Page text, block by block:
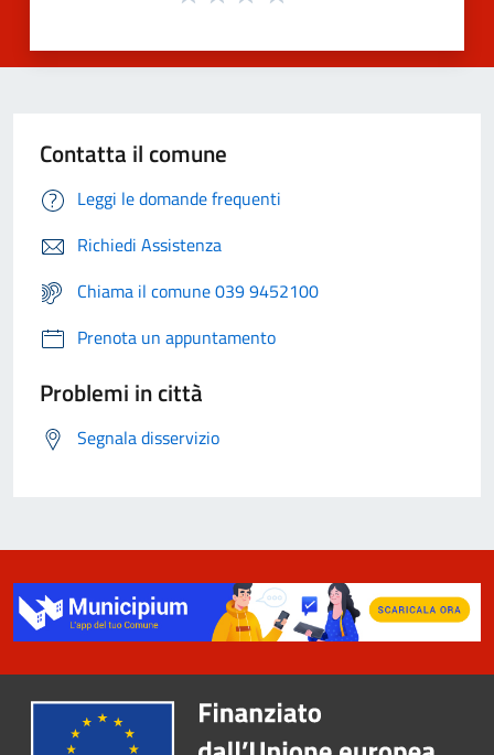
Contatta il comune
Leggi le domande frequenti
Richiedi Assistenza
Chiama il comune 039 9452100
Prenota un appuntamento
Problemi in città
Segnala disservizio